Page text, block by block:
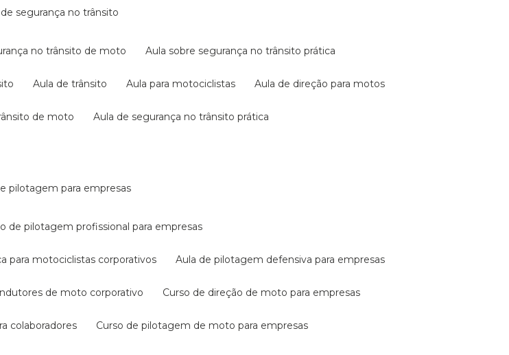
de segurança no trânsito
no trânsito de moto aula sobre segurança no trânsito prática
aula de trânsito aula para motociclistas aula de direção para motos
de moto aula de segurança no trânsito prática
pilotagem para empresas
de pilotagem profissional para empresas
para motociclistas corporativos aula de pilotagem defensiva para empresas
de moto corporativo curso de direção de moto para empresas
colaboradores curso de pilotagem de moto para empresas